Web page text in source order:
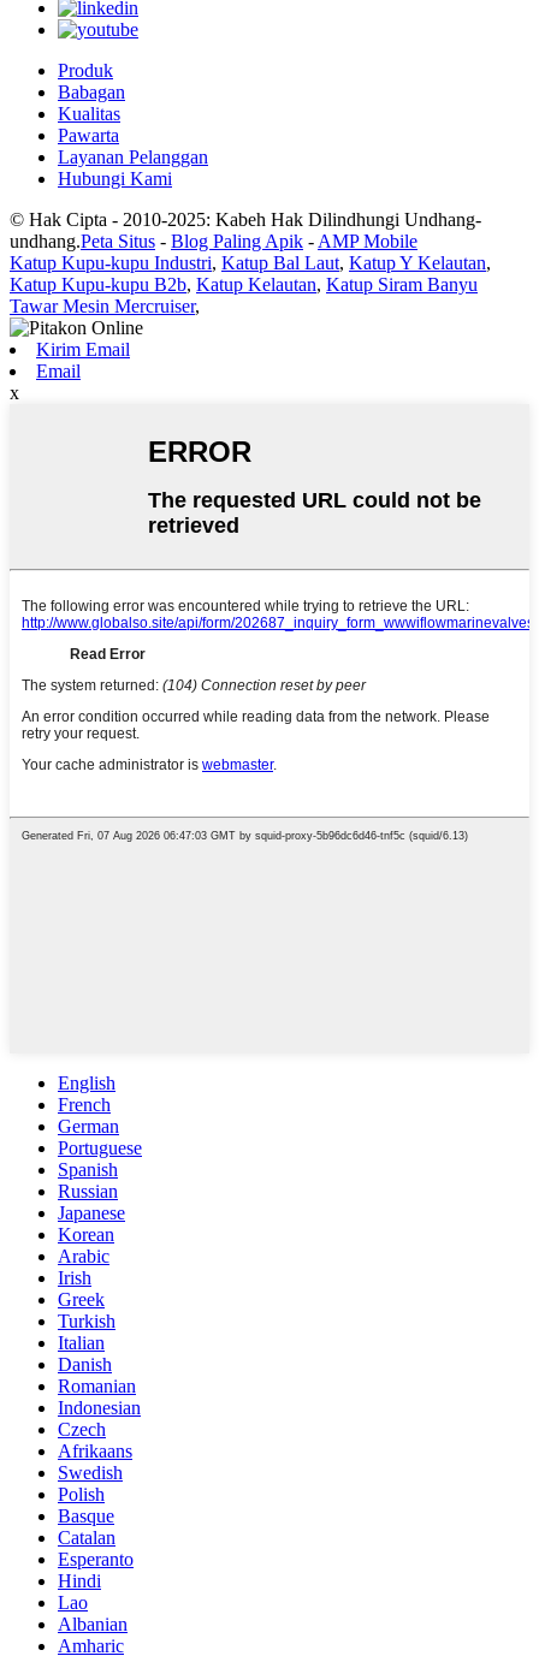
Produk
Babagan
Kualitas
Pawarta
Layanan Pelanggan
Hubungi Kami
© Hak Cipta - 2010-2025: Kabeh Hak Dilindhungi Undhang-
undhang.Peta Situs - Blog Paling Apik -AMP Mobile
Katup Kupu-kupu Industri, Katup Bal Laut, Katup Y Kelautan,
Katup Kupu-kupu B2b, Katup Kelautan, Katup Siram Banyu
Tawar Mesin Mercruiser,
Kirim Email
Email
x
English
French
German
Portuguese
Spanish
Russian
Japanese
Korean
Arabic
Irish
Greek
Turkish
Italian
Danish
Romanian
Indonesian
Czech
Afrikaans
Swedish
Polish
Basque
Catalan
Esperanto
Hindi
Lao
Albanian
Amharic